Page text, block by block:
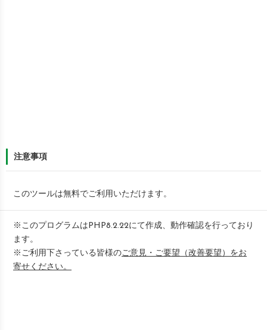
注意事項
このツールは無料でご利用いただけます。
※このプログラムはPHP8.2.22にて作成、動作確認を行っており
ます。
※ご利用下さっている皆様のご意見・ご要望（改善要望）をお
寄せください。